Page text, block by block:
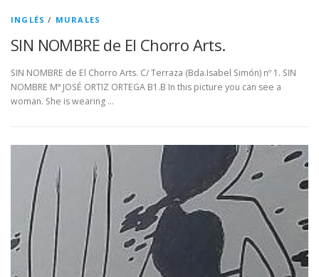
INGLÉS / MURALES
SIN NOMBRE de El Chorro Arts.
SIN NOMBRE de El Chorro Arts. C/ Terraza (Bda.Isabel Simón) nº 1. SIN
NOMBRE Mª JOSÉ ORTIZ ORTEGA B1.B In this picture you can see a
woman. She is wearing …